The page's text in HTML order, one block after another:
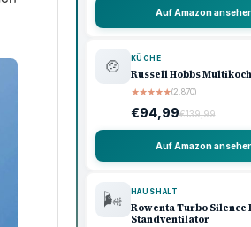
Auf Amazon
🍲 KÜCHE
Russell Hobbs
★★★★★(2.870)
€94,99€139,99
Auf Amazon
🌬️ HAUSHALT
Rowenta Turbo Silence
Standventilator